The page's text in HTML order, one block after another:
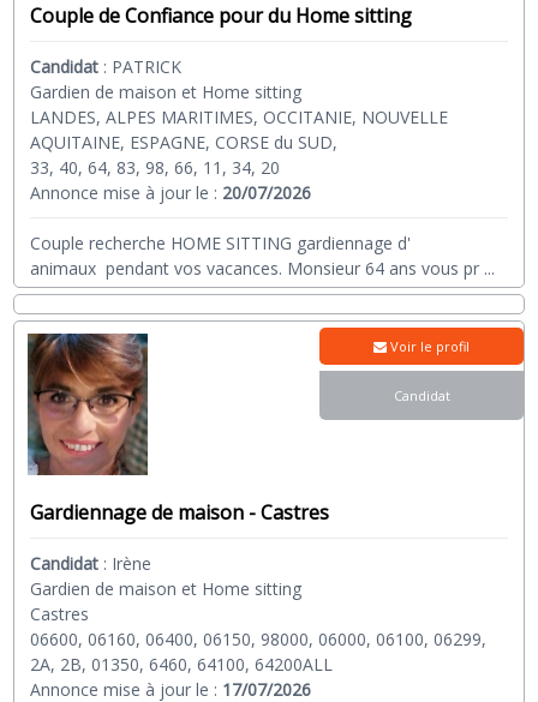
Couple de Confiance pour du Home sitting
Candidat : PATRICK
Gardien de maison et Home sitting
LANDES, ALPES MARITIMES, OCCITANIE, NOUVELLE
AQUITAINE, ESPAGNE, CORSE du SUD,
33, 40, 64, 83, 98, 66, 11, 34, 20
Annonce mise à jour le : 20/07/2026
Couple recherche HOME SITTING gardiennage d'
animaux pendant vos vacances. Monsieur 64 ans vous pr ...
Gardiennage de maison - Castres
Candidat : Irène
Gardien de maison et Home sitting
Castres
06600, 06160, 06400, 06150, 98000, 06000, 06100, 06299,
2A, 2B, 01350, 6460, 64100, 64200ALL
Annonce mise à jour le : 17/07/2026
Voir le profil
Candidat